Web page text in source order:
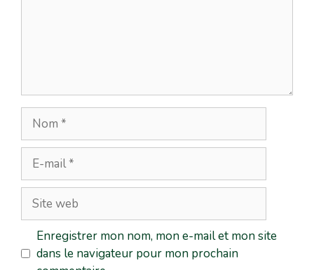
Enregistrer mon nom, mon e-mail et mon site
dans le navigateur pour mon prochain